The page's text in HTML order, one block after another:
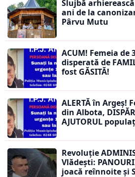
Slujbă
ani de la
Pârvu Mutu
ACUM! Femeia de
disperată de
fost GĂSITĂ!
ALERTĂ în Argeș!
din Albota,
AJUTORUL
Revoluție
Vlădești:
joacă reînnoite și